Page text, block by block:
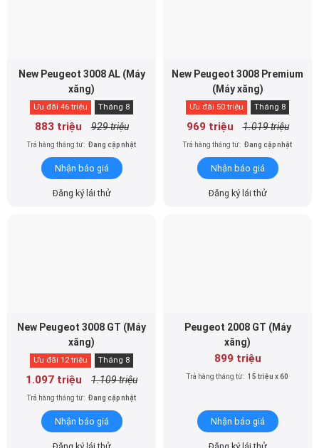
New Peugeot 3008 AL (Máy
xăng)
Ưu đãi 46 triệu Tháng 8
883 triệu 929 triệu
Trả hàng tháng từ: Đang cập nhật
Nhận báo giá
Đăng ký lái thử
New Peugeot 3008 Premium
(Máy xăng)
Ưu đãi 50 triệu Tháng 8
969 triệu 1.019 triệu
Trả hàng tháng từ: Đang cập nhật
Nhận báo giá
Đăng ký lái thử
New Peugeot 3008 GT (Máy
xăng)
Ưu đãi 12 triệu Tháng 8
1.097 triệu 1.109 triệu
Trả hàng tháng từ: Đang cập nhật
Nhận báo giá
Peugeot 2008 GT (Máy
xăng)
899 triệu
Trả hàng tháng từ: 15 triệu x 60
Nhận báo giá